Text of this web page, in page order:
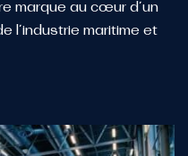
marque au cœur d’un
l’industrie maritime et